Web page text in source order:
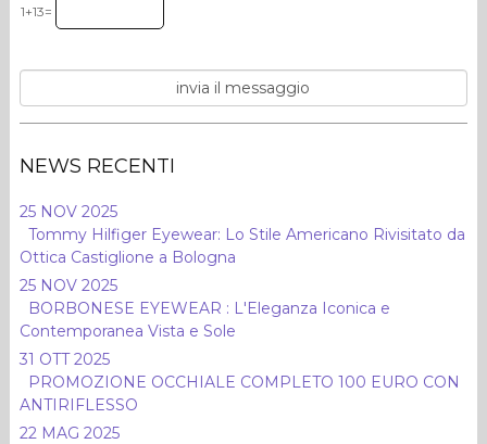
1+13=
NEWS RECENTI
25 NOV 2025
Tommy Hilfiger Eyewear: Lo Stile Americano Rivisitato da
Ottica Castiglione a Bologna
25 NOV 2025
BORBONESE EYEWEAR : L'Eleganza Iconica e
Contemporanea Vista e Sole
31 OTT 2025
PROMOZIONE OCCHIALE COMPLETO 100 EURO CON
ANTIRIFLESSO
22 MAG 2025